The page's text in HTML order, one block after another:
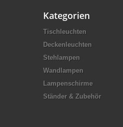
Kategorien
Tischleuchten
Deckenleuchten
Stehlampen
Wandlampen
Lampenschirme
Ständer & Zubehör